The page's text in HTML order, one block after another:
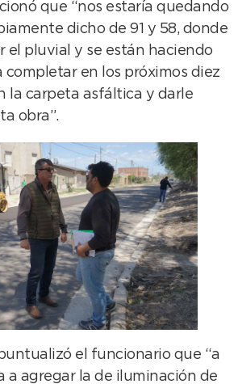
que “nos estaría quedando
dicho de 91 y 58, donde
el pluvial y se están haciendo
completar en los próximos diez
la carpeta asfáltica y darle
obra”.
el funcionario que “a
a agregar la de iluminación de